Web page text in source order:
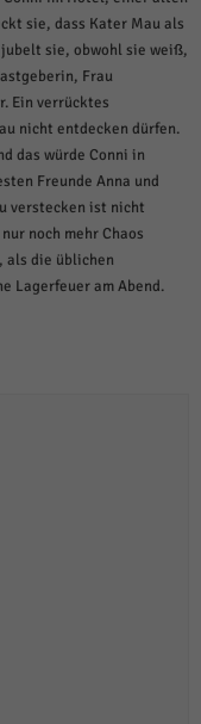
sie, dass Kater Mau als
sie, obwohl sie weiß,
Frau
Ein verrücktes
nicht entdecken dürfen.
das würde Conni in
Freunde Anna und
verstecken ist nicht
noch mehr Chaos
als die üblichen
Lagerfeuer am Abend.
und weiter
und sind für die
Informationen helfen
Publishern verwendet,
indem sie Besucher
werden
manuellen Einwilligung